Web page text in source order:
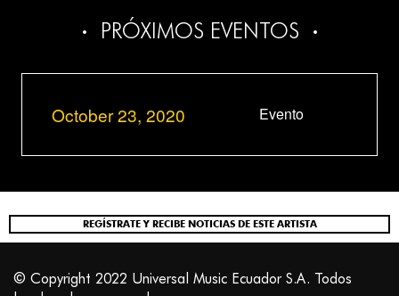
PRÓXIMOS EVENTOS
October 23, 2020 Evento
REGÍSTRATE Y RECIBE NOTICIAS DE ESTE ARTISTA
© Copyright 2022 Universal Music Ecuador S.A. Todos